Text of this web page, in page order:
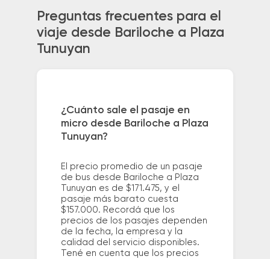
Preguntas frecuentes para el
viaje desde Bariloche a Plaza
Tunuyan
¿Cuánto sale el pasaje en
micro desde Bariloche a Plaza
Tunuyan?
El precio promedio de un pasaje
de bus desde Bariloche a Plaza
Tunuyan es de $171.475, y el
pasaje más barato cuesta
$157.000. Recordá que los
precios de los pasajes dependen
de la fecha, la empresa y la
calidad del servicio disponibles.
Tené en cuenta que los precios